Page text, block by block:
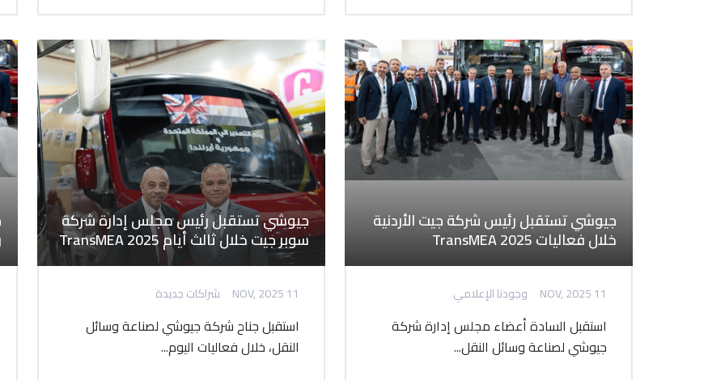
جيوشي تستقبل رئيس شركة جيت الأردنية
خلال فعاليات TransMEA 2025
11 NOV, 2025 وجودنا الإعلامي
استقبل السادة أعضاء مجلس إدارة شركة
جيوشي لصناعة وسائل النقل...
جيوشي تستقبل رئيس مجلس إدارة شركة
سوبر جيت خلال ثالث أيام TransMEA 2025
11 NOV, 2025 شراكات جديدة
استقبل جناح شركة جيوشي لصناعة وسائل
النقل، خلال فعاليات اليوم...